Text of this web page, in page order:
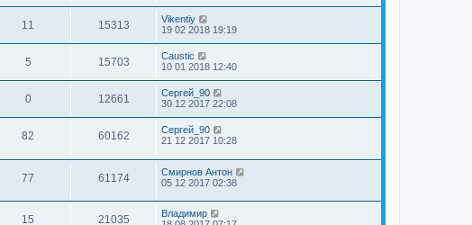
11 15313
Vikentiy
19 02 2018 19:19
5 15703
Caustic
10 01 2018 12:40
0 12661
Сергей_90
30 12 2017 22:08
82 60162
Сергей_90
21 12 2017 10:28
77 61174
Смирнов Антон
05 12 2017 02:38
15 21035
Владимир